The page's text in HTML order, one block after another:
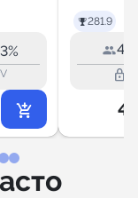
281.9
lock_outline
4